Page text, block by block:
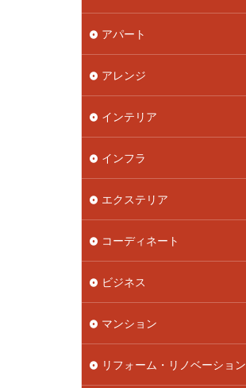
アパート
アレンジ
インテリア
インフラ
エクステリア
コーディネート
ビジネス
マンション
リフォーム・リノベーション